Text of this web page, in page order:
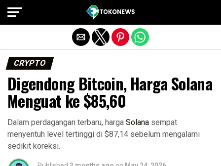
CRYPTO
Digendong Bitcoin, Harga Solana
Menguat ke $85,60
Dalam perdagangan terbaru, harga Solana sempat
menyentuh level tertinggi di $87,14 sebelum mengalami
sedikit koreksi.
Exit mobile version